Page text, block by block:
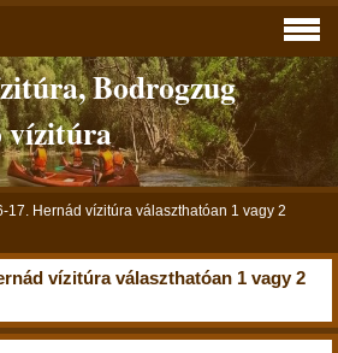
Bodrogzug
vízitúra
17. Hernád vízitúra választhatóan 1 vagy 2
vízitúra választhatóan 1 vagy 2